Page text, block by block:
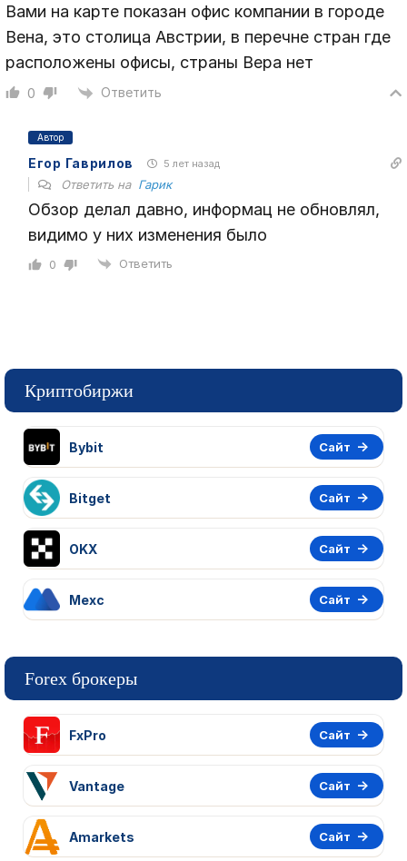
Вами на карте показан офис компании в городе
Вена, это столица Австрии, в перечне стран где
расположены офисы, страны Вера нет
0 Ответить
Автор
Егор Гаврилов 5 лет назад
Ответить на Гарик
Обзор делал давно, информац не обновлял,
видимо у них изменения было
0 Ответить
Криптобиржи
Bybit Сайт
Bitget Сайт
OKX Сайт
Mexc Сайт
Forex брокеры
FxPro Сайт
Vantage Сайт
Amarkets Сайт